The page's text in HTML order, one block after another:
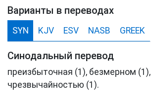
Варианты в переводах
SYN KJV ESV NASB GREEK
Синодальный перевод
преизбыточная (1), безмерном (1),
чрезвычайностью (1).